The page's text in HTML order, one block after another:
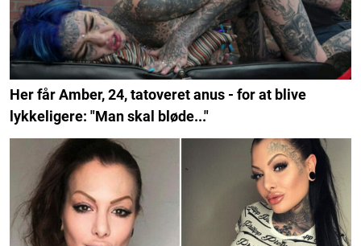
Her får Amber, 24, tatoveret anus - for at blive
lykkeligere: "Man skal bløde..."